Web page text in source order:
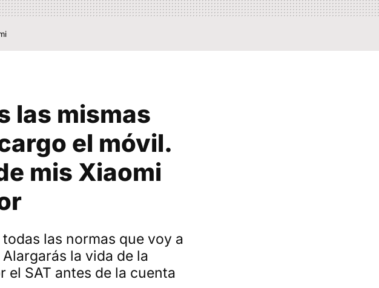
las mismas
el móvil.
mis Xiaomi
las normas que voy a
la vida de la
SAT antes de la cuenta